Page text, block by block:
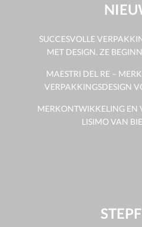
SUCCESVOLLE
MET DESIGN. ZE
MAESTRI DEL RE –
VERPAKKINGSDESIGN
MERKONTWIKKELING EN
LISIMO VAN